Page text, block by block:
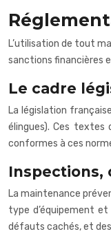
L’utilisation de tout
sanctions financières
Le cadre
La législation
élingues). Ces textes
conformes à ces
Inspections,
La maintenance
type d’équipement
défauts cachés, et